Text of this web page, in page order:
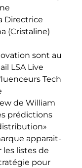
Directrice
(Cristaline)
sont au
LSA Live
Tech
de William
prédictions
apparait-
listes de
pour